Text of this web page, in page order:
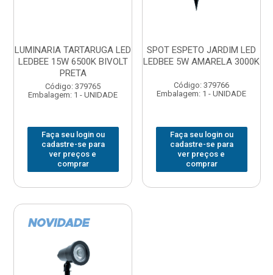
LUMINARIA TARTARUGA LED
LEDBEE 15W 6500K BIVOLT
PRETA
Código: 379765
Embalagem: 1 - UNIDADE
Faça seu login ou
cadastre-se para
ver preços e
comprar
SPOT ESPETO JARDIM LED
LEDBEE 5W AMARELA 3000K
Código: 379766
Embalagem: 1 - UNIDADE
Faça seu login ou
cadastre-se para
ver preços e
comprar